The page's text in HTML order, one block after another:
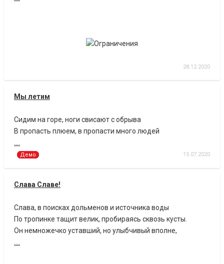
28.12.2020
Мы летим
Сидим на горе, ноги свисают с обрыва
В пропасть плюем, в пропасти много людей
Демо 15.07.2020
Слава Славе!
Слава, в поисках дольменов и источника воды
По тропинке тащит велик, пробираясь сквозь кусты.
Он немножечко уставший, но улыбчивый вполне,